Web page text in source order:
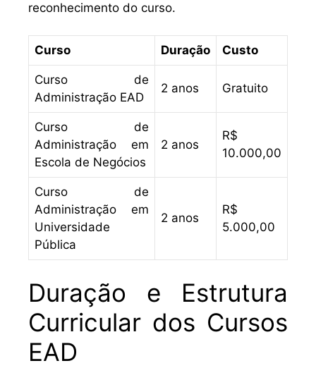
reconhecimento do curso.
Curso Duração Custo
Curso de
Administração EAD
2 anos Gratuito
Curso de
Administração em
Escola de Negócios
2 anos
R$
10.000,00
Curso de
Administração em
Universidade
Pública
2 anos
R$
5.000,00
Duração e Estrutura
Curricular dos Cursos
EAD